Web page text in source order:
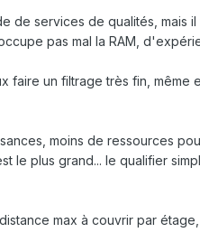
de services de qualités, mais
pas mal la RAM,
un filtrage très fin,
moins de ressources
le plus grand... le qualifier
max à couvrir par